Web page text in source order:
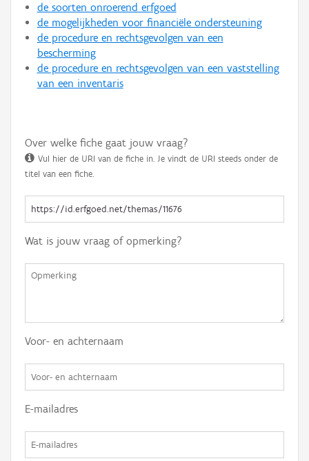
de soorten onroerend erfgoed
de mogelijkheden voor financiële ondersteuning
de procedure en rechtsgevolgen van een
bescherming
de procedure en rechtsgevolgen van een vaststelling
van een inventaris
Over welke fiche gaat jouw vraag?
Vul hier de URI van de fiche in. Je vindt de URI steeds onder de
titel van een fiche.
Wat is jouw vraag of opmerking?
Voor- en achternaam
E-mailadres